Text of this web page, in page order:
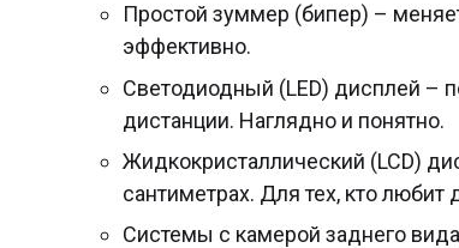
Простой зуммер (бипер) –
эффективно.
Светодиодный (LED) дисплей –
дистанции. Наглядно и понятно.
Жидкокристаллический (LCD)
сантиметрах. Для тех, кто любит
Системы с камерой заднего